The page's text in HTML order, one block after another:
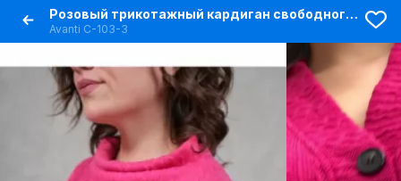
Розовый трикотажный кардиган свободного кроя с пуговицами
Avanti С-103-3